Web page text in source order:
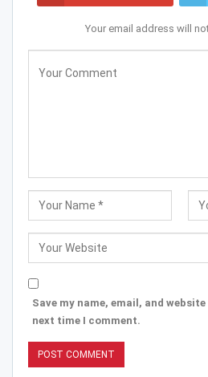
Your email address will
Save my name, email, and
next time I comment.